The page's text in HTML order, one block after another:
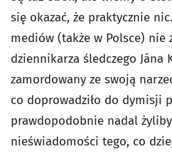
się okazać, że praktycznie
mediów (także w Polsce) nie
dziennikarza śledczego Jána
zamordowany ze swoją
co doprowadziło do dymisji
prawdopodobnie nadal
nieświadomości tego, co